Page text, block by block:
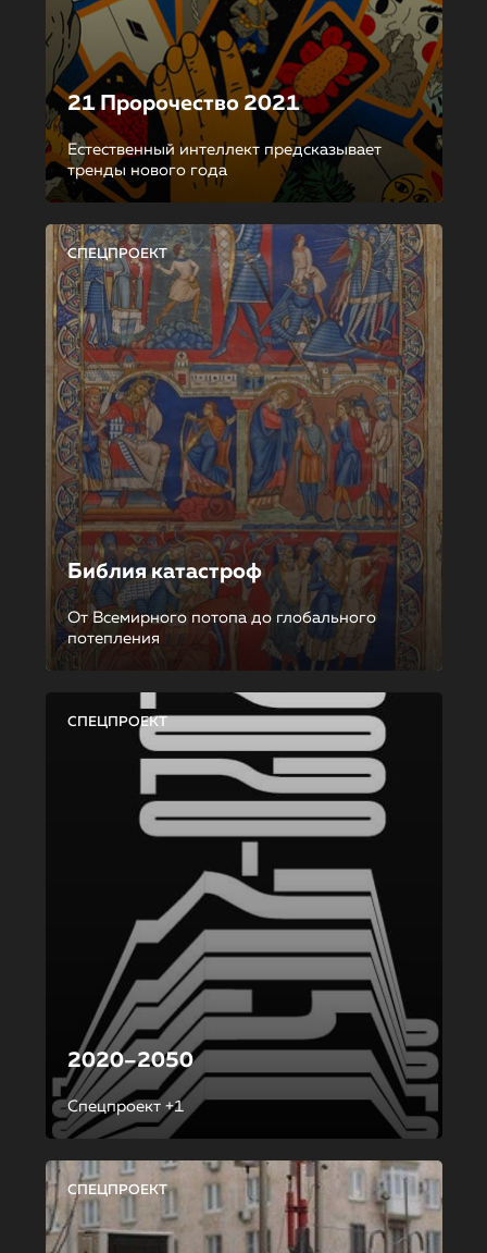
21 Пророчество 2021
Естественный интеллект предсказывает
тренды нового года
СПЕЦПРОЕКТ
Библия катастроф
От Всемирного потопа до глобального
потепления
СПЕЦПРОЕКТ
2020–2050
Спецпроект +1
СПЕЦПРОЕКТ